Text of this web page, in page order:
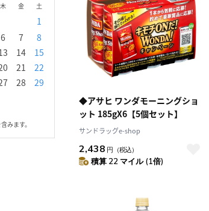
木 金 土
1
6 7
8
14
15
21
22
28
29
月 火 水 木 金 土
1 2 3 4
5
7 8 9 10 11
12
14 15 16 17 18
19
22 23 24 25
26
みます。
◆アサヒ ワンダモーニングショ
ット 185gX6【5個セット】
サンドラッグe-shop
2,438 円 （税込）
積算 22 マイル (1倍)